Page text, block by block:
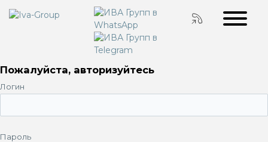
Пожалуйста, авторизуйтесь
Логин
Пароль